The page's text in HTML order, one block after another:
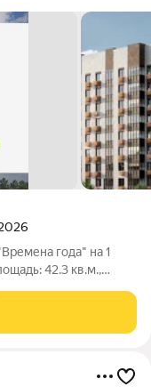
года" на 1
42.3 кв.м.,